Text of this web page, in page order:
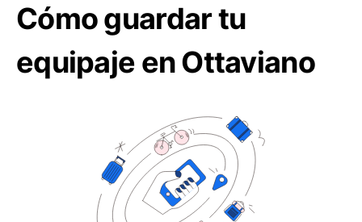
Cómo guardar tu
equipaje en Ottaviano